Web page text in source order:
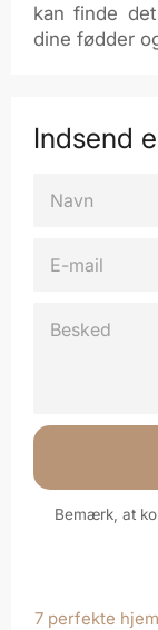
kan finde
dine fødder
Indsend
MAIL
Bemærk, at
7 perfekte